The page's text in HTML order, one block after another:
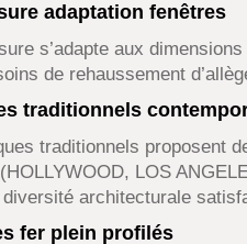
adaptation fenêtres
s’adapte aux
de rehaussement
traditionnels
traditionnels proposent
LOS
architecturale
fer plein profilés